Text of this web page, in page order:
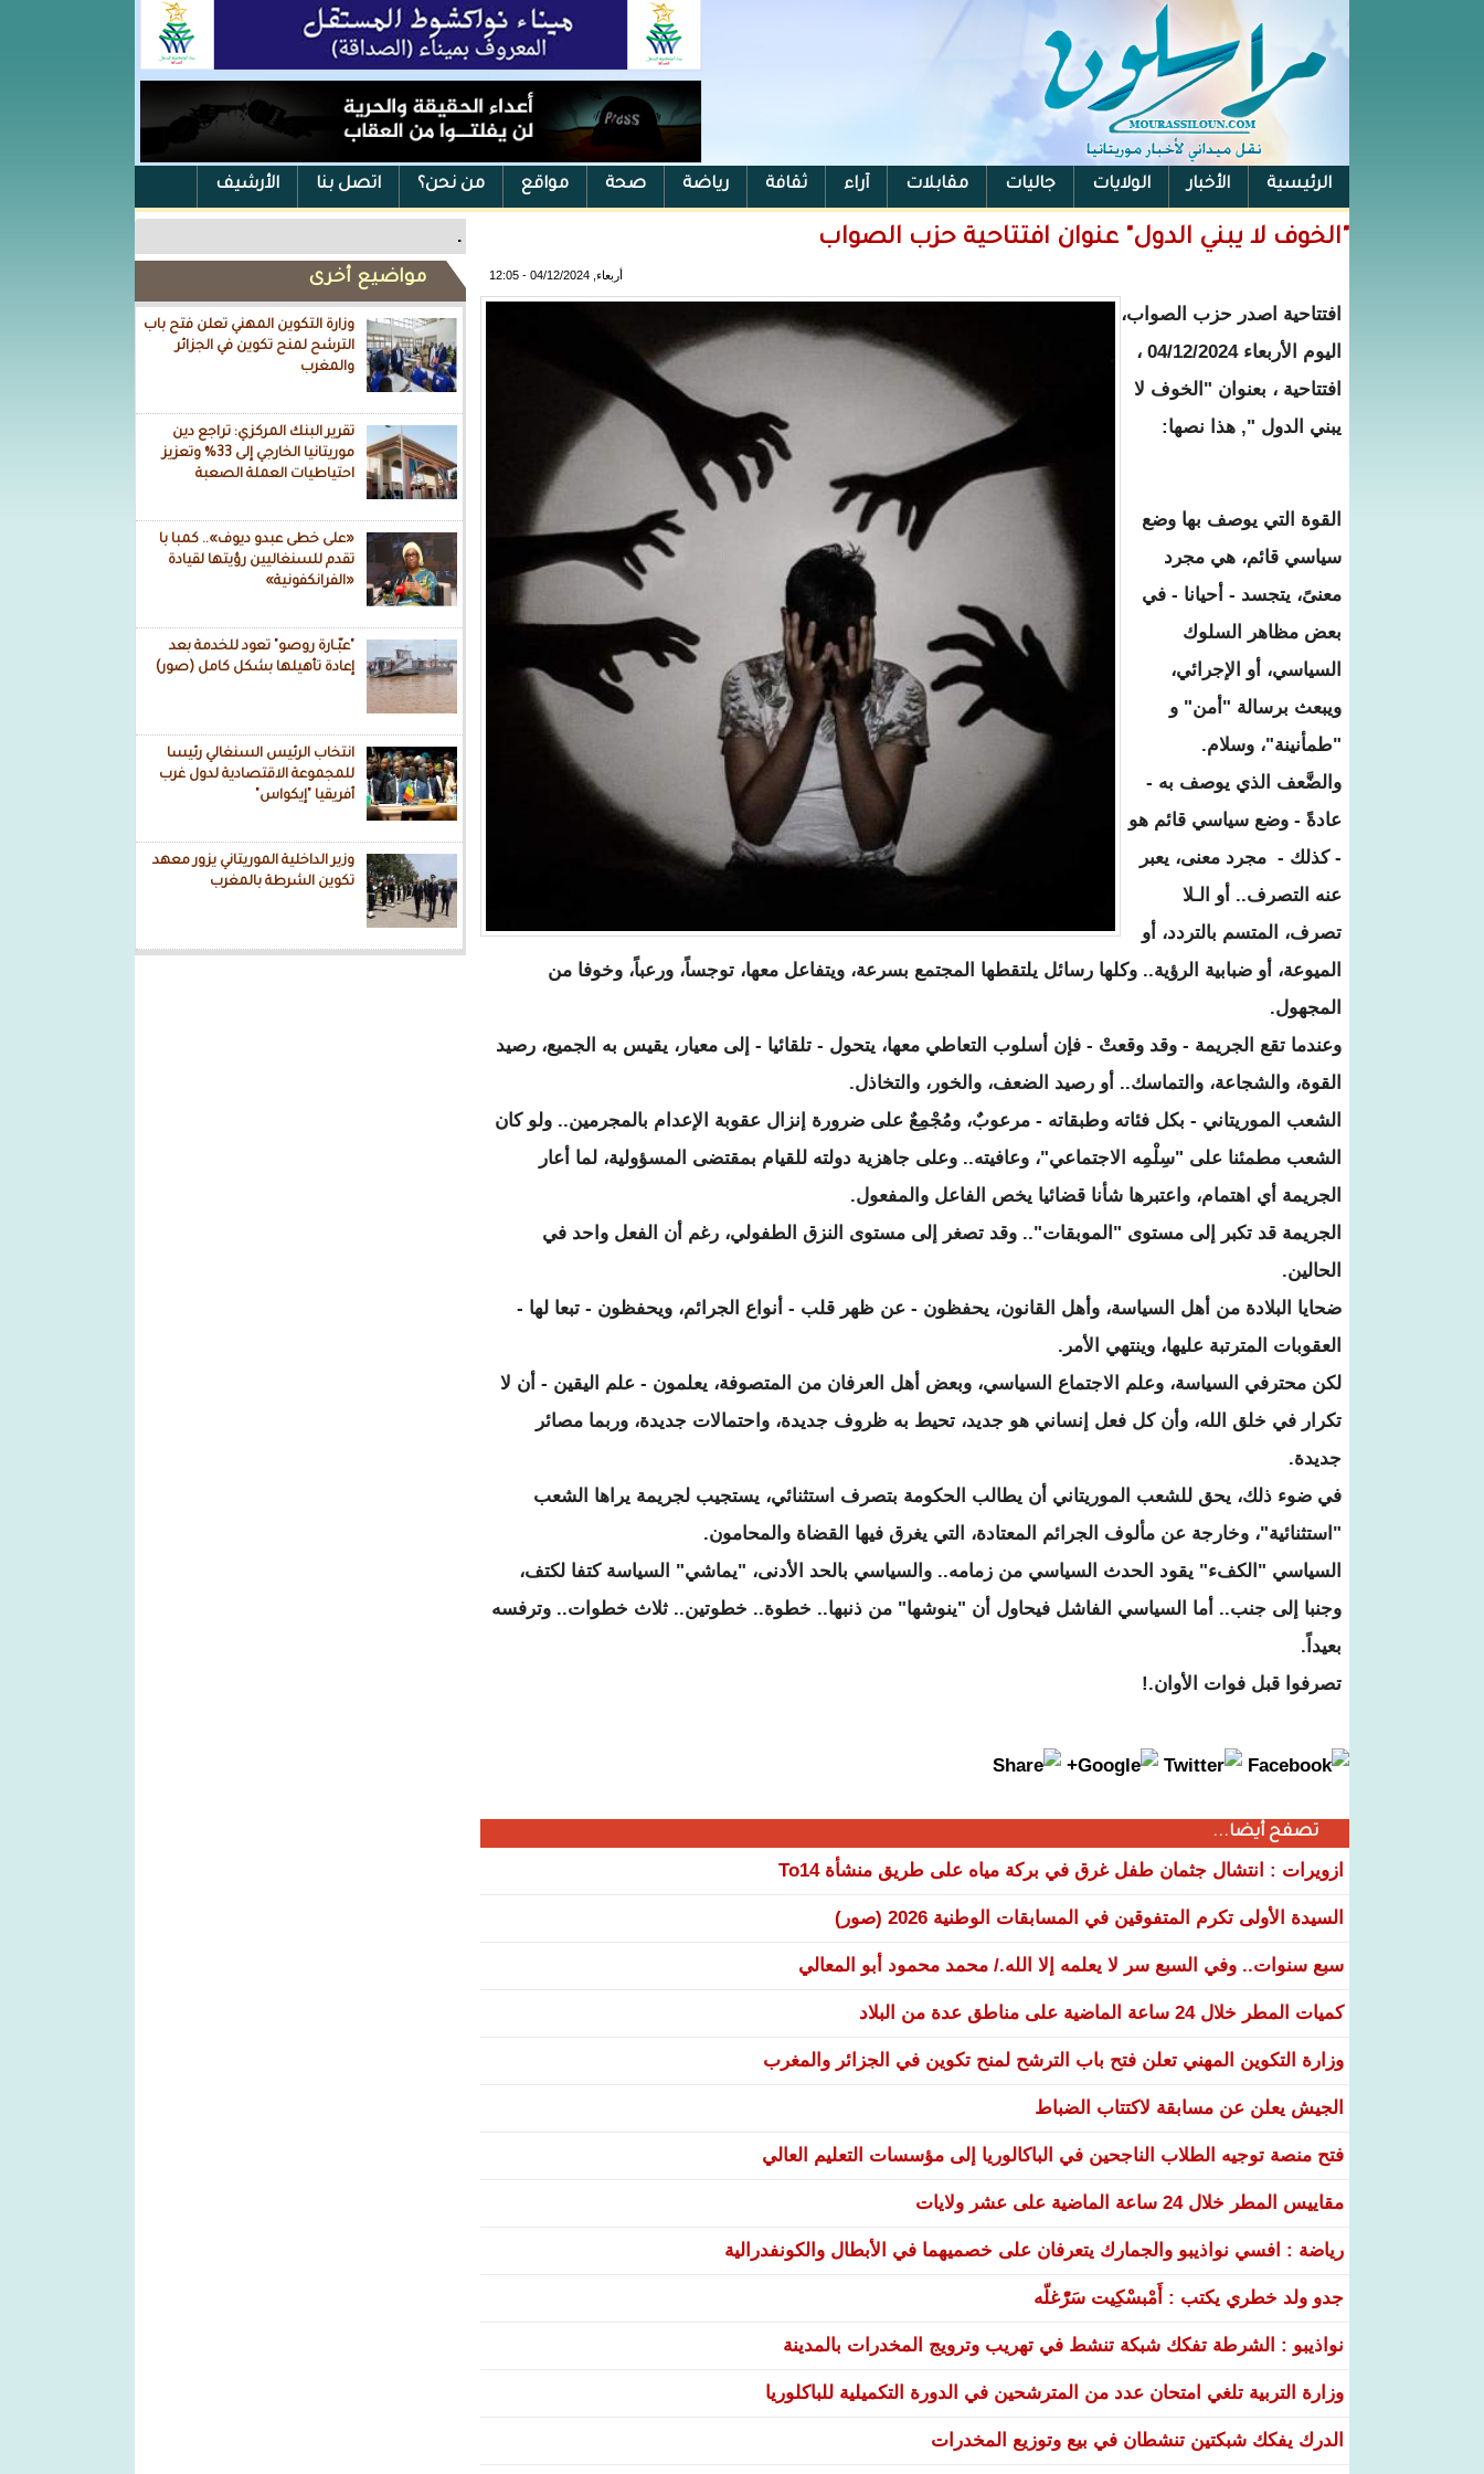
الرئيسية الأخبار الولايات جاليات مقابلات آراء ثقافة رياضة صحة مواقع من نحن؟ اتصل بنا الأرشيف
الفيس بوك .
مواضيع أخرى
وزارة التكوين المهني تعلن فتح باب
الترشح لمنح تكوين في الجزائر
والمغرب
تقرير البنك المركزي: تراجع دين
موريتانيا الخارجي إلى 33% وتعزيز
احتياطيات العملة الصعبة
«على خطى عبدو ديوف».. كمبا با
تقدم للسنغاليين رؤيتها لقيادة
«الفرانكفونية»
"عبّـارة روصو" تعود للخدمة بعد
إعادة تأهيلها بشكل كامل (صور)
انتخاب الرئيس السنغالي رئيسا
للمجموعة الاقتصادية لدول غرب
أفريقيا "إيكواس"
وزير الداخلية الموريتاني يزور معهد
تكوين الشرطة بالمغرب
"الخوف لا يبني الدول" عنوان افتتاحية حزب الصواب
أربعاء, 04/12/2024 - 12:05
افتتاحية اصدر حزب الصواب،
اليوم الأربعاء 04/12/2024 ،
افتتاحية ، بعنوان "الخوف لا
يبني الدول ", هذا نصها:
القوة التي يوصف بها وضع
سياسي قائم، هي مجرد
معنىً، يتجسد - أحيانا - في
بعض مظاهر السلوك
السياسي، أو الإجرائي،
ويبعث برسالة "أمن" و
"طمأنينة"، وسلام.
والضَّعف الذي يوصف به -
عادةً - وضع سياسي قائم هو
- كذلك - مجرد معنى، يعبر
عنه التصرف.. أو الـلا
تصرف، المتسم بالتردد، أو
الميوعة، أو ضبابية الرؤية.. وكلها رسائل يلتقطها المجتمع بسرعة، ويتفاعل معها، توجساً، ورعباً، وخوفا من
المجهول.
وعندما تقع الجريمة - وقد وقعتْ - فإن أسلوب التعاطي معها، يتحول - تلقائيا - إلى معيار، يقيس به الجميع، رصيد
القوة، والشجاعة، والتماسك.. أو رصيد الضعف، والخور، والتخاذل.
الشعب الموريتاني - بكل فئاته وطبقاته - مرعوبٌ، ومُجْمِعٌ على ضرورة إنزال عقوبة الإعدام بالمجرمين.. ولو كان
الشعب مطمئنا على "سِلْمِه الاجتماعي"، وعافيته.. وعلى جاهزية دولته للقيام بمقتضى المسؤولية، لما أعار
الجريمة أي اهتمام، واعتبرها شأنا قضائيا يخص الفاعل والمفعول.
الجريمة قد تكبر إلى مستوى "الموبقات".. وقد تصغر إلى مستوى النزق الطفولي، رغم أن الفعل واحد في
الحالين.
ضحايا البلادة من أهل السياسة، وأهل القانون، يحفظون - عن ظهر قلب - أنواع الجرائم، ويحفظون - تبعا لها -
العقوبات المترتبة عليها، وينتهي الأمر.
لكن محترفي السياسة، وعلم الاجتماع السياسي، وبعض أهل العرفان من المتصوفة، يعلمون - علم اليقين - أن لا
تكرار في خلق الله، وأن كل فعل إنساني هو جديد، تحيط به ظروف جديدة، واحتمالات جديدة، وربما مصائر
جديدة.
في ضوء ذلك، يحق للشعب الموريتاني أن يطالب الحكومة بتصرف استثنائي، يستجيب لجريمة يراها الشعب
"استثنائية"، وخارجة عن مألوف الجرائم المعتادة، التي يغرق فيها القضاة والمحامون.
السياسي "الكفء" يقود الحدث السياسي من زمامه.. والسياسي بالحد الأدنى، "يماشي" السياسة كتفا لكتف،
وجنبا إلى جنب.. أما السياسي الفاشل فيحاول أن "ينوشها" من ذنبها.. خطوة.. خطوتين.. ثلاث خطوات.. وترفسه
بعيداً.
تصرفوا قبل فوات الأوان.!
تصفح أيضا...
ازويرات : انتشال جثمان طفل غرق في بركة مياه على طريق منشأة To14
السيدة الأولى تكرم المتفوقين في المسابقات الوطنية 2026 (صور)
سبع سنوات.. وفي السبع سر لا يعلمه إلا الله./ محمد محمود أبو المعالي
كميات المطر خلال 24 ساعة الماضية على مناطق عدة من البلاد
وزارة التكوين المهني تعلن فتح باب الترشح لمنح تكوين في الجزائر والمغرب
الجيش يعلن عن مسابقة لاكتتاب الضباط
فتح منصة توجيه الطلاب الناجحين في الباكالوريا إلى مؤسسات التعليم العالي
مقاييس المطر خلال 24 ساعة الماضية على عشر ولايات
رياضة : افسي نواذيبو والجمارك يتعرفان على خصميهما في الأبطال والكونفدرالية
جدو ولد خطري يكتب : أَمْبسْكِيت سَرّْغلّه
نواذيبو : الشرطة تفكك شبكة تنشط في تهريب وترويج المخدرات بالمدينة
وزارة التربية تلغي امتحان عدد من المترشحين في الدورة التكميلية للباكلوريا
الدرك يفكك شبكتين تنشطان في بيع وتوزيع المخدرات